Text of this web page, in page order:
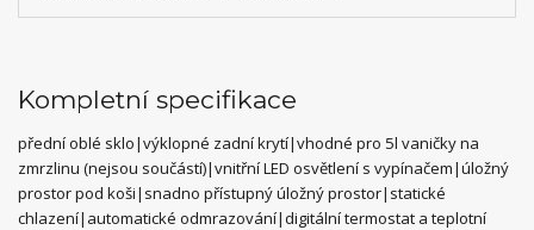
Kompletní specifikace
přední oblé sklo|výklopné zadní krytí|vhodné pro 5l vaničky na
zmrzlinu (nejsou součástí)|vnitřní LED osvětlení s vypínačem|úložný
prostor pod koši|snadno přístupný úložný prostor|statické
chlazení|automatické odmrazování|digitální termostat a teplotní